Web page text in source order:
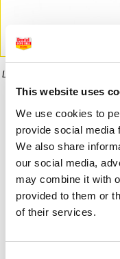
This website uses
We use cookies to
provide social media
We also share
our social media,
may combine it with
provided to them or
of their services.
La imagen puede diferir del